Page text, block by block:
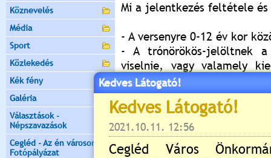
Köznevelés
Média
Sport
Közlekedés
Kék fény
Galéria
Választások -
Népszavazások
Cegléd - Az én városom -
Fotópályázat
Mi a jelentkezés feltétele
- A versenyre 0-12 év kor
- A trónörökös-jelöltnek
viselnie, vagy valamely
legyen (például masni,
- A fotón akár a
A fotókat 2023. május 18.
e-mail címre várjuk.
Kedves Látogató!